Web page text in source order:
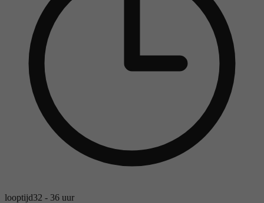
looptijd32 - 36 uur